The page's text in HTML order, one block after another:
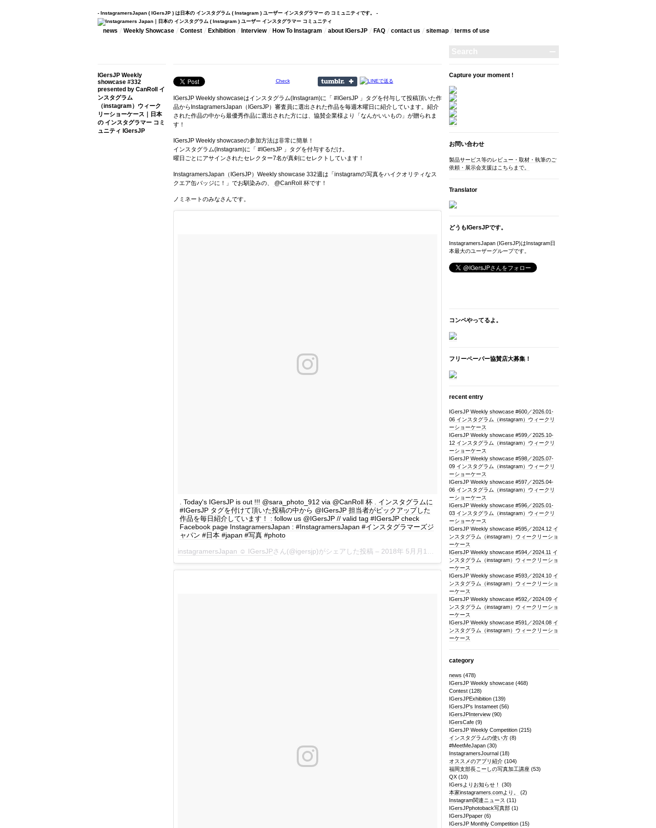
- InstagramersJapan ( IGersJP ) は日本の インスタグラム ( Instagram ) ユーザー インスタグラマー の コミュニティです。 -
news Weekly Showcase Contest Exhibition Interview How To Instagram about IGersJP FAQ contact us sitemap terms‎ of use
IGersJP Weekly
showcase #332
presented by CanRoll イ
ンスタグラム
（instagram）ウィーク
リーショーケース｜日本
の インスタグラマー コミ
ュニティ IGersJP
Check
IGersJPWeekly showcaseはインスタグラム(Instagram)に「 #IGersJP 」タグを付与して投稿頂いた作
品からInstagramersJapan（IGersJP）審査員に選出された作品を毎週木曜日に紹介しています。紹介
された作品の中から最優秀作品に選出された方には、協賛企業様より「なんかいいもの」が贈られま
す！
IGersJP Weekly showcaseの参加方法は非常に簡単！
インスタグラム(Instagram)に「 #IGersJP 」タグを付与するだけ。
曜日ごとにアサインされたセレクター7名が真剣にセレクトしています！
InstagramersJapan（IGersJP） Weekly showcase 332週は「instagramの写真をハイクオリティなス
クエア缶バッジに！」でお馴染みの、
@CanRoll 杯です！
ノミネートのみなさんです。
. Today's IGersJP is out !!! @sara_photo_912 via @CanRoll 杯 . インスタグラムに
#IGersJP タグを付けて頂いた投稿の中から @IGersJP 担当者がピックアップした
作品を毎日紹介しています！ : follow us @IGersJP // valid tag #IGersJP check
Facebook page InstagramersJapan : #InstagramersJapan #インスタグラマーズジ
ャパン #日本 #japan #写真 #photo
instagramersJapan ☺︎ IGersJPさん(@igersjp)がシェアした投稿 – 2018年 5月月10日午後8時44分PDT
Capture your moment !
お問い合わせ
製品サービス等のレビュー・取材・執筆のご
依頼・展示会支援はこちらまで。
Translator
どうもIGersJPです。
InstagramersJapan (IGersJP)はInstagram日
本最大のユーザーグループです。
コンペやってるよ。
フリーペーパー協賛店大募集！
recent entry
IGersJP Weekly showcase #600／2026.01-
06 インスタグラム（instagram）ウィークリ
ーショーケース
IGersJP Weekly showcase #599／2025.10-
12 インスタグラム（instagram）ウィークリ
ーショーケース
IGersJP Weekly showcase #598／2025.07-
09 インスタグラム（instagram）ウィークリ
ーショーケース
IGersJP Weekly showcase #597／2025.04-
06 インスタグラム（instagram）ウィークリ
ーショーケース
IGersJP Weekly showcase #596／2025.01-
03 インスタグラム（instagram）ウィークリ
ーショーケース
IGersJP Weekly showcase #595／2024.12 イ
ンスタグラム（instagram）ウィークリーショ
ーケース
IGersJP Weekly showcase #594／2024.11 イ
ンスタグラム（instagram）ウィークリーショ
ーケース
IGersJP Weekly showcase #593／2024.10 イ
ンスタグラム（instagram）ウィークリーショ
ーケース
IGersJP Weekly showcase #592／2024.09 イ
ンスタグラム（instagram）ウィークリーショ
ーケース
IGersJP Weekly showcase #591／2024.08 イ
ンスタグラム（instagram）ウィークリーショ
ーケース
category
news (478)
IGersJP Weekly showcase(468)
Contest(128)
IGersJPExhibition(139)
IGersJP's Instameet(56)
IGersJPInterview(90)
IGersCafe(9)
IGersJP Weekly Competition(215)
インスタグラムの使い方(8)
#MeetMeJapan(30)
InstagramersJournal(18)
オススメのアプリ紹介(104)
福岡支部長こーしの写真加工講座(53)
QX(10)
IGersよりお知らせ！
(30)
本家instagramers.comより。
(2)
Instagram関連ニュース (11)
IGersJPphotoback写真部(1)
IGersJPpaper(6)
IGersJP Monthly Competition(15)